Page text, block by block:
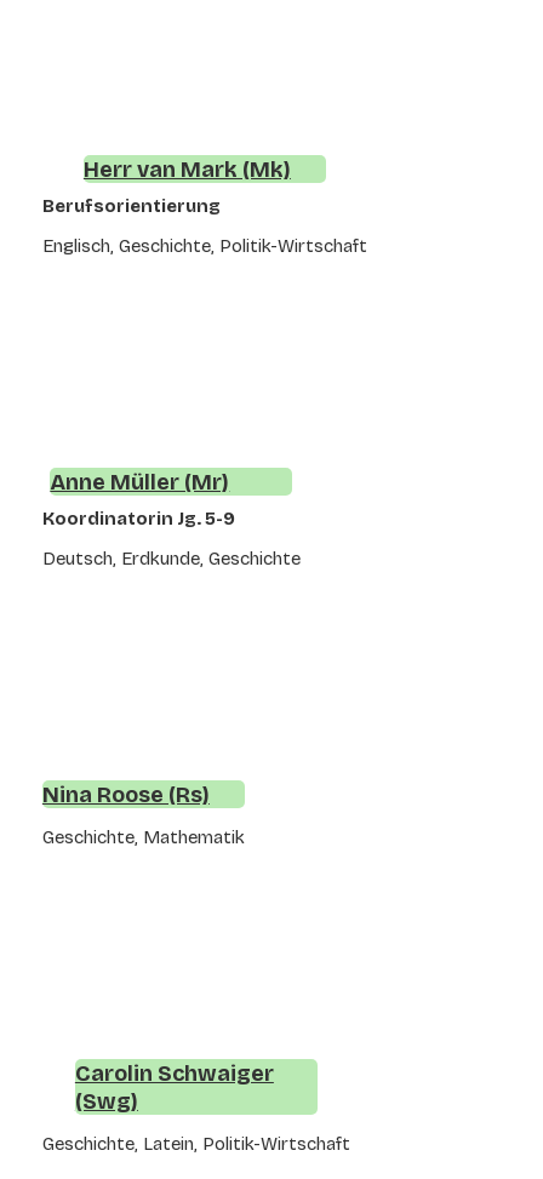
Herr van Mark (Mk)
Berufsorientierung
Englisch, Geschichte, Politik-Wirtschaft
Anne Müller (Mr)
Koordinatorin Jg. 5-9
Deutsch, Erdkunde, Geschichte
Nina Roose (Rs)
Geschichte, Mathematik
Carolin Schwaiger
(Swg)
Geschichte, Latein, Politik-Wirtschaft